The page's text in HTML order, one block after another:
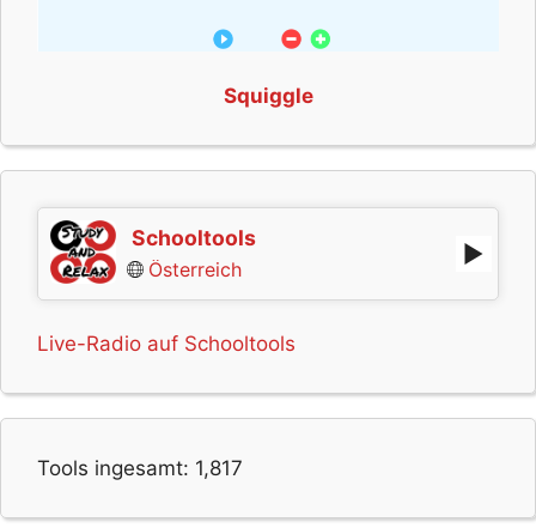
Squiggle
Schooltools
Österreich
Live-Radio auf Schooltools
Tools ingesamt: 1,817